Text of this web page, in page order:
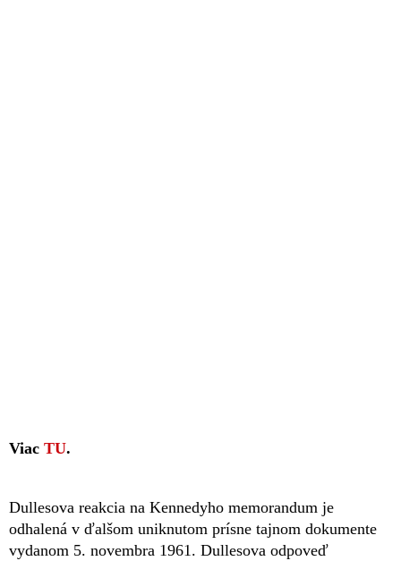
Viac TU.
Dullesova reakcia na Kennedyho memorandum je
odhalená v ďalšom uniknutom prísne tajnom dokumente
vydanom 5. novembra 1961. Dullesova odpoveď